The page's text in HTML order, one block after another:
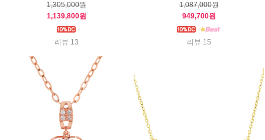
1,305,000원
1,139,800원
리뷰 13
1,087,000원
949,700원
리뷰 15